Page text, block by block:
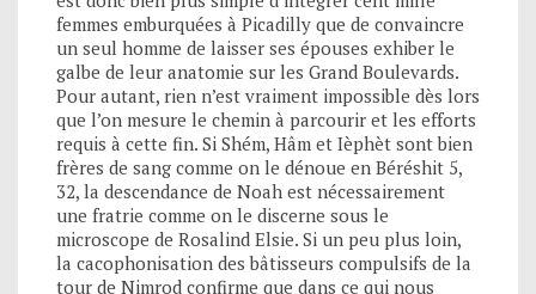
femmes emburquées à Picadilly que de convaincre
un seul homme de laisser ses épouses exhiber le
galbe de leur anatomie sur les Grand Boulevards.
Pour autant, rien n’est vraiment impossible dès lors
que l’on mesure le chemin à parcourir et les efforts
requis à cette fin. Si Shém, Hâm et Ièphèt sont bien
frères de sang comme on le dénoue en Béréshit 5,
32, la descendance de Noah est nécessairement
une fratrie comme on le discerne sous le
microscope de Rosalind Elsie. Si un peu plus loin,
la cacophonisation des bâtisseurs compulsifs de la
tour de Nimrod confirme que dans ce qui nous